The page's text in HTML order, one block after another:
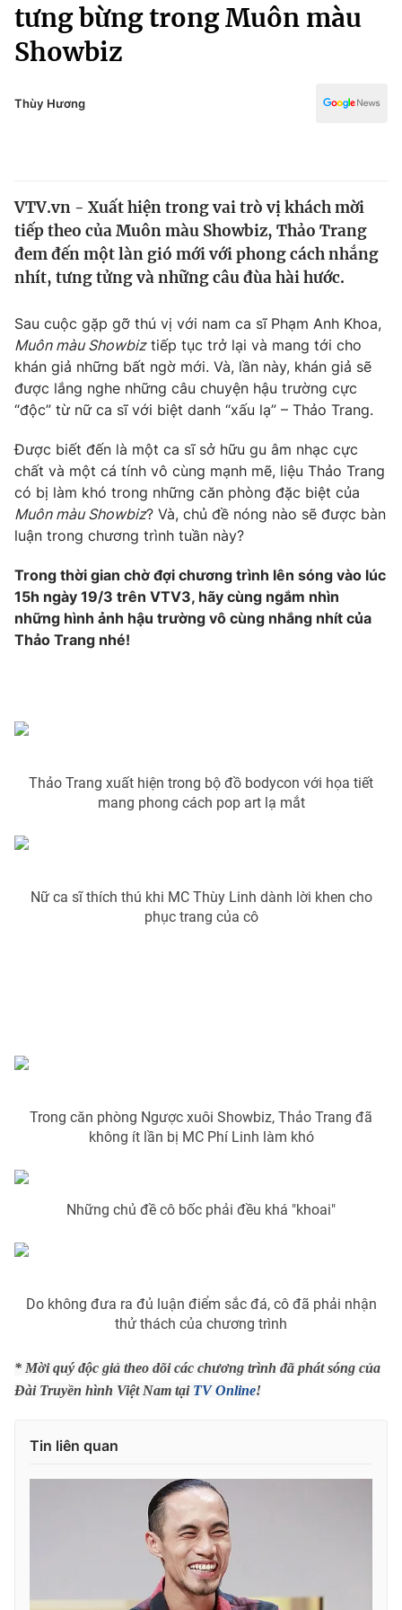
Chính trị
Xã hội
Pháp luật
Thế giới
Tin tức
Thế giới đó đây
Câu chuyện quốc tế
Kinh tế
Thị trường
Góc doanh nghiệp
Dữ liệu và đời sống
Truyền hình
Phim VTV
Hậu trường
Nhân vật
Khán giả
Giải trí
Điện ảnh
Âm nhạc
Sao
Đời sống
Du lịch
Làm đẹp
Chất lượng cuộc sống
Giáo dục
Học trực tuyến
Công nghệ
Hitech Công nghệ tương lai
Sản phẩm
Tư vấn
Giao lưu trực tuyến
Emagazine Podcast
Photo
Video Shorts video
VTV8
Liên hệ tòa soạn English
Theo dõi báo trên
Cơ quan báo chí:
Giấy phép hoạt động báo in và báo điện tử số 483/GP-BTTTT
Vũ Thanh Thủy
Nguyễn Thị Mỹ Hạnh, Phạm Quốc Thắng,
024.38 355 931 - 024.38 355 932
Truyền hình
Văn hóa - Giải trí
Công nghệ
tưng bừng trong Muôn màu
Showbiz
Thùy Hương
VTV.vn - Xuất hiện trong vai trò vị khách mời
tiếp theo của Muôn màu Showbiz, Thảo Trang
đem đến một làn gió mới với phong cách nhắng
nhít, tưng tửng và những câu đùa hài hước.
Sau cuộc gặp gỡ thú vị với nam ca sĩ Phạm Anh Khoa,
Muôn màu Showbiztiếp tục trở lại và mang tới cho
khán giả những bất ngờ mới. Và, lần này, khán giả sẽ
được lắng nghe những câu chuyện hậu trường cực
“độc” từ nữ ca sĩ với biệt danh “xấu lạ” – Thảo Trang.
Được biết đến là một ca sĩ sở hữu gu âm nhạc cực
chất và một cá tính vô cùng mạnh mẽ, liệu Thảo Trang
có bị làm khó trong những căn phòng đặc biệt của
Muôn màu Showbiz? Và, chủ đề nóng nào sẽ được bàn
luận trong chương trình tuần này?
Trong thời gian chờ đợi chương trình lên sóng vào lúc
15h ngày 19/3 trên VTV3, hãy cùng ngắm nhìn
những hình ảnh hậu trường vô cùng nhắng nhít của
Thảo Trang nhé!
Thảo Trang xuất hiện trong bộ đồ bodycon với họa tiết
mang phong cách pop art lạ mắt
Nữ ca sĩ thích thú khi MC Thùy Linh dành lời khen cho
phục trang của cô
Trong căn phòng Ngược xuôi Showbiz, Thảo Trang đã
không ít lần bị MC Phí Linh làm khó
Những chủ đề cô bốc phải đều khá "khoai"
Do không đưa ra đủ luận điểm sắc đá, cô đã phải nhận
thử thách của chương trình
* Mời quý độc giả theo dõi các chương trình đã phát sóng của
Đài Truyền hình Việt Nam tại TV Online!
Tin liên quan